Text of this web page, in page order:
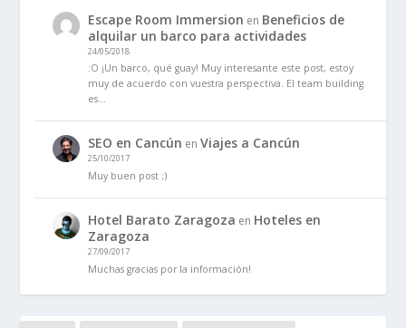
Escape Room Immersion en Beneficios de
alquilar un barco para actividades
24/05/2018
:O ¡Un barco, qué guay! Muy interesante este post, estoy
muy de acuerdo con vuestra perspectiva. El team building
es…
SEO en Cancún enViajes a Cancún
25/10/2017
Muy buen post ;)
Hotel Barato Zaragoza en Hoteles en
Zaragoza
27/09/2017
Muchas gracias por la información!